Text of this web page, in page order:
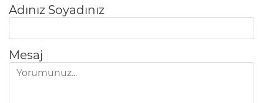
Adınız Soyadınız
Mesaj